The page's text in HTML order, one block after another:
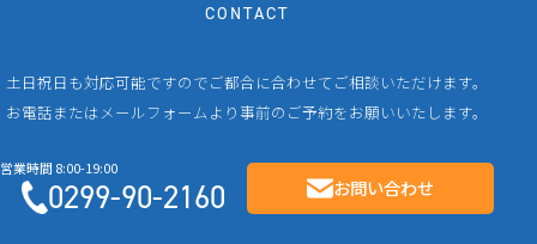
CONTACT
土日祝日も対応可能ですのでご都合に合わせてご相談いただけます。
お電話またはメールフォームより事前のご予約をお願いいたします。
0299-90-2160 お問い合わせ